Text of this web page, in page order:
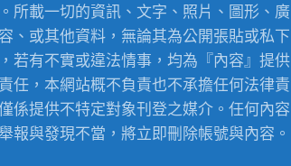
所載一切的資訊、文字、照片、圖形、廣
、或其他資料，無論其為公開張貼或私下
若有不實或違法情事，均為『內容』提供
任，本網站概不負責也不承擔任何法律責
係提供不特定對象刊登之媒介。任何內容
報與發現不當，將立即刪除帳號與內容。